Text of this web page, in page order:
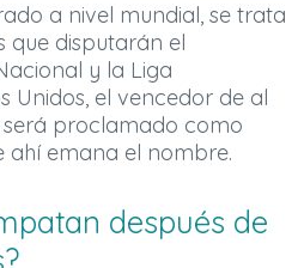
a nivel mundial, se trata
que disputarán el
y la Liga
Unidos, el vencedor de al
proclamado como
ahí emana el nombre.
después de